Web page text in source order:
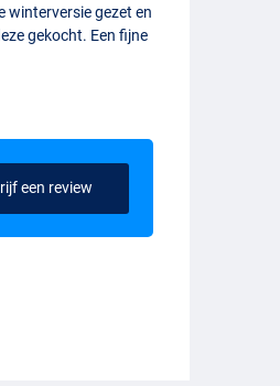
winterversie gezet en
gekocht. Een fijne
een review